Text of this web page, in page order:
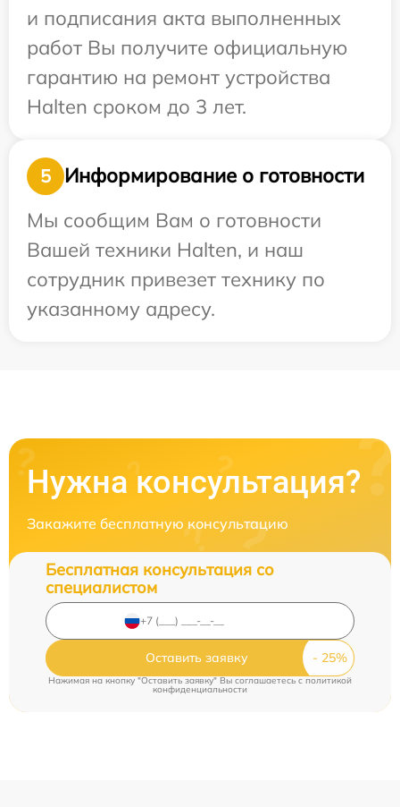
и подписания акта выполненных
работ Вы получите официальную
гарантию на ремонт устройства
Halten сроком до 3 лет.
5
Информирование о готовности
Мы сообщим Вам о готовности
Вашей техники Halten, и наш
сотрудник привезет технику по
указанному адресу.
Нужна консультация?
Закажите бесплатную консультацию
Бесплатная консультация со
специалистом
Оставить заявку
Нажимая на кнопку "Оставить заявку" Вы соглашаетесь cполитикой
конфиденциальности